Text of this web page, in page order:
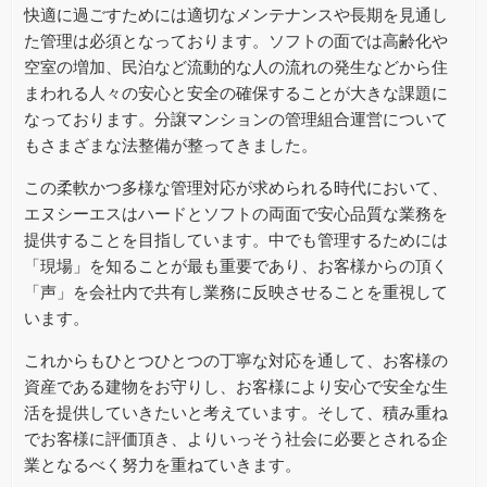
快適に過ごすためには適切なメンテナンスや長期を見通し
た管理は必須となっております。ソフトの面では高齢化や
空室の増加、民泊など流動的な人の流れの発生などから住
まわれる人々の安心と安全の確保することが大きな課題に
なっております。分譲マンションの管理組合運営について
もさまざまな法整備が整ってきました。
この柔軟かつ多様な管理対応が求められる時代において、
エヌシーエスはハードとソフトの両面で安心品質な業務を
提供することを目指しています。中でも管理するためには
「現場」を知ることが最も重要であり、お客様からの頂く
「声」を会社内で共有し業務に反映させることを重視して
います。
これからもひとつひとつの丁寧な対応を通して、お客様の
資産である建物をお守りし、お客様により安心で安全な生
活を提供していきたいと考えています。そして、積み重ね
でお客様に評価頂き、よりいっそう社会に必要とされる企
業となるべく努力を重ねていきます。